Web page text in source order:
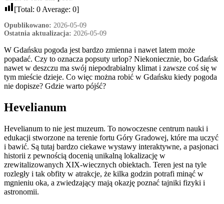
[Total: 0Average: 0]
Opublikowano: 2026-05-09
Ostatnia aktualizacja: 2026-05-09
W Gdańsku pogoda jest bardzo zmienna i nawet latem może
popadać. Czy to oznacza popsuty urlop? Niekoniecznie, bo Gdańsk
nawet w deszczu ma swój niepodrabialny klimat i zawsze coś się w
tym mieście dzieje. Co więc można robić w Gdańsku kiedy pogoda
nie dopisze? Gdzie warto pójść?
Hevelianum
Hevelianum to nie jest muzeum. To nowoczesne centrum nauki i
edukacji stworzone na terenie fortu Góry Gradowej, które ma uczyć
i bawić. Są tutaj bardzo ciekawe wystawy interaktywne, a pasjonaci
historii z pewnością docenią unikalną lokalizację w
zrewitalizowanych XIX-wiecznych obiektach. Teren jest na tyle
rozległy i tak obfity w atrakcje, że kilka godzin potrafi minąć w
mgnieniu oka, a zwiedzający mają okazję poznać tajniki fizyki i
astronomii.